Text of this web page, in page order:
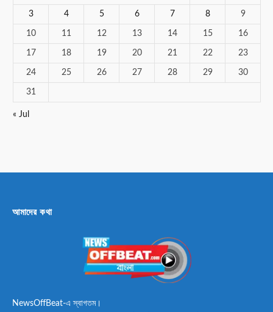
3 4 5 6 7 8 9
10 11 12 13 14 15 16
17 18 19 20 21 22 23
24 25 26 27 28 29 30
31
« Jul
আমাদের কথা
NewsOffBeat-এ স্বাগতম।